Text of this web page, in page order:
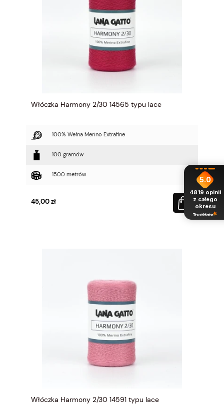
Włóczka Harmony 2/30 14565 typu lace
100% Wełna Merino Extrafine
100 gramów
1500 metrów
45,00 zł
Włóczka Harmony 2/30 14591 typu lace
5.0
4819 opinii
z całego
okresu